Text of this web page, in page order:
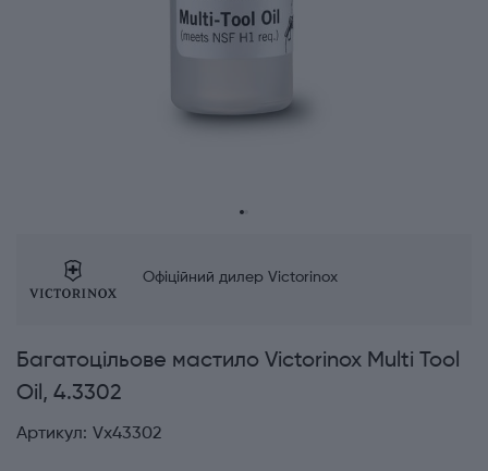
Офіційний дилер Victorinox
Багатоцільове мастило Victorinox Multi Tool
Oil, 4.3302
Артикул: Vx43302